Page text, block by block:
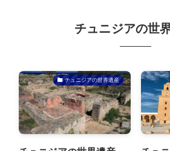
チュニジアの世
チュニジアの世界遺産